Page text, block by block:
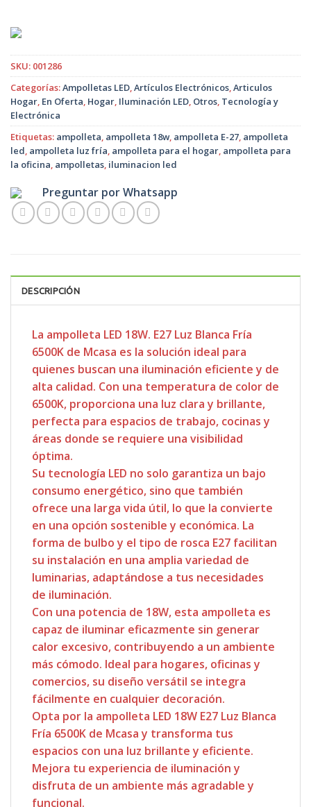
SKU: 001286
Categorías:Ampolletas LED,Artículos Electrónicos,Articulos
Hogar, En Oferta, Hogar, Iluminación LED, Otros, Tecnología y
Electrónica
Etiquetas: ampolleta, ampolleta 18w, ampolleta E-27, ampolleta
led, ampolleta luz fría, ampolleta para el hogar, ampolleta para
la oficina, ampolletas, iluminacion led
Preguntar por Whatsapp
DESCRIPCIÓN
La ampolleta LED 18W. E27 Luz Blanca Fría
6500K de Mcasa es la solución ideal para
quienes buscan una iluminación eficiente y de
alta calidad. Con una temperatura de color de
6500K, proporciona una luz clara y brillante,
perfecta para espacios de trabajo, cocinas y
áreas donde se requiere una visibilidad
óptima.
Su tecnología LED no solo garantiza un bajo
consumo energético, sino que también
ofrece una larga vida útil, lo que la convierte
en una opción sostenible y económica. La
forma de bulbo y el tipo de rosca E27 facilitan
su instalación en una amplia variedad de
luminarias, adaptándose a tus necesidades
de iluminación.
Con una potencia de 18W, esta ampolleta es
capaz de iluminar eficazmente sin generar
calor excesivo, contribuyendo a un ambiente
más cómodo. Ideal para hogares, oficinas y
comercios, su diseño versátil se integra
fácilmente en cualquier decoración.
Opta por la ampolleta LED 18W E27 Luz Blanca
Fría 6500K de Mcasa y transforma tus
espacios con una luz brillante y eficiente.
Mejora tu experiencia de iluminación y
disfruta de un ambiente más agradable y
funcional.